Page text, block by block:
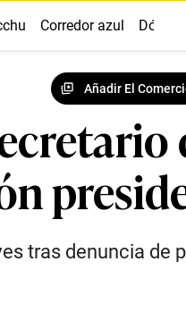
Corredor azul Dólar
Añadir El
tras denuncia de